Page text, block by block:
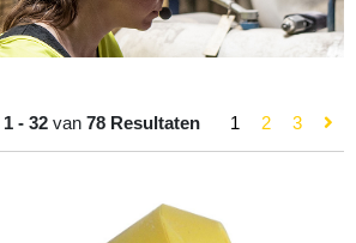
1 - 32 van 78 Resultaten 1 2 3